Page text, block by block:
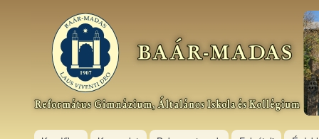
Baár–
Madas
Református
Gimnázium,
Általános